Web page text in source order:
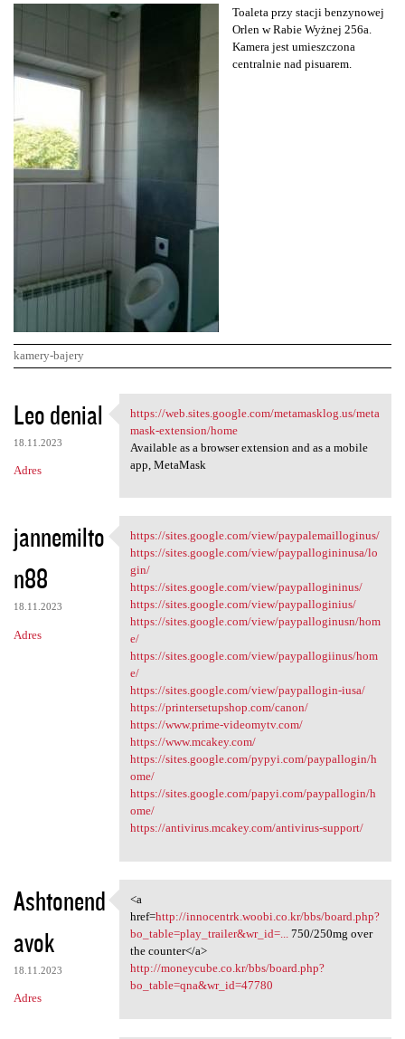
Toaleta przy stacji benzynowej
Orlen w Rabie Wyżnej 256a.
Kamera jest umieszczona
centralnie nad pisuarem.
kamery-bajery
K
o
m
e
t
a
r
z
e
Leo denial
18.11.2023
Adres
https://web.sites.google.com
https://web.sites.google.com/metamasklog.us/meta
mask-extension/home
Available as a browser extension and as a mobile
app, MetaMask
jannemilto
n88
18.11.2023
Adres
https://sites.google.com/view
https://sites.google.com/view/paypalemailloginus/
https://sites.google.com/view/paypallogininusa/lo
gin/
https://sites.google.com/view/paypallogininus/
https://sites.google.com/view/paypalloginius/
https://sites.google.com/view/paypalloginusn/hom
e/
https://sites.google.com/view/paypallogiinus/hom
e/
https://sites.google.com/view/paypallogin-iusa/
https://printersetupshop.com/canon/
https://www.prime-videomytv.com/
https://www.mcakey.com/
https://sites.google.com/pypyi.com/paypallogin/h
ome/
https://sites.google.com/papyi.com/paypallogin/h
ome/
https://antivirus.mcakey.com/antivirus-support/
Ashtonend
avok
18.11.2023
Adres
<a href=http://innocentrk
<a
href=http://innocentrk.woobi.co.kr/bbs/board.php?
bo_table=play_trailer&wr_id=...750/250mg over
the counter</a>
http://moneycube.co.kr/bbs/board.php?
bo_table=qna&wr_id=47780